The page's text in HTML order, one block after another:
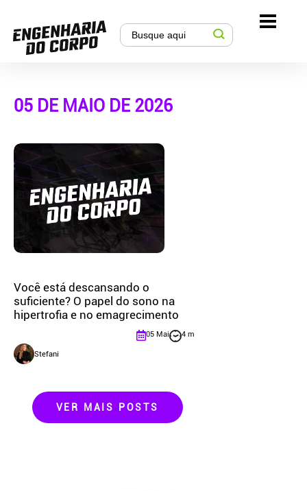
05 DE MAIO DE 2026
Você está descansando o
suficiente? O papel do sono na
hipertrofia e no emagrecimento
Stefani
05 Mai 4 m
VER MAIS POSTS